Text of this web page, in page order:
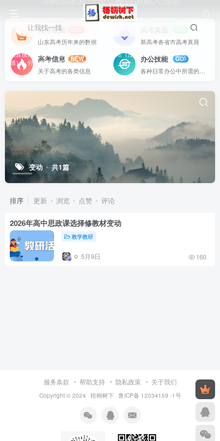
让我找一找
站内资源基本上都是一线教学实际使用的资源，配有WORD版本，可以下载
后直接打印使用。也欢迎更多老师加盟网站（注册登录成为用户就可以发布资
源），分享更好、更多的教学资源。
高考数据
山东高考历年来的数据
新高考各省市高考真题
高考信息
NEW
关于高考的各类信息
办公技能
GO
变动 共1篇
排序 更新 浏览 点赞 评论
2026年高中思政课选择修教材变动
教学教研
5月9日 160
服务条款 帮助支持 隐私政策 关于我们
Copyright © 2024 · 梧桐树下· 鲁ICP备 12034159 -1号